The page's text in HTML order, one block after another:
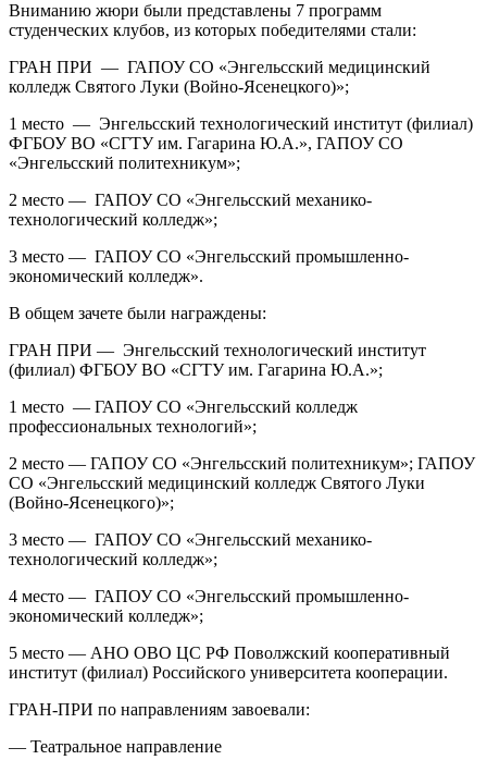
Вниманию жюри были представлены 7 программ
студенческих клубов, из которых победителями стали:
ГРАН ПРИ — ГАПОУ СО «Энгельсский медицинский
колледж Святого Луки (Войно-Ясенецкого)»;
1 место — Энгельсский технологический институт (филиал)
ФГБОУ ВО «СГТУ им. Гагарина Ю.А.», ГАПОУ СО
«Энгельсский политехникум»;
2 место — ГАПОУ СО «Энгельсский механико-
технологический колледж»;
3 место — ГАПОУ СО «Энгельсский промышленно-
экономический колледж».
В общем зачете были награждены:
ГРАН ПРИ — Энгельсский технологический институт
(филиал) ФГБОУ ВО «СГТУ им. Гагарина Ю.А.»;
1 место — ГАПОУ СО «Энгельсский колледж
профессиональных технологий»;
2 место — ГАПОУ СО «Энгельсский политехникум»; ГАПОУ
СО «Энгельсский медицинский колледж Святого Луки
(Войно-Ясенецкого)»;
3 место — ГАПОУ СО «Энгельсский механико-
технологический колледж»;
4 место — ГАПОУ СО «Энгельсский промышленно-
экономический колледж»;
5 место — АНО ОВО ЦС РФ Поволжский кооперативный
институт (филиал) Российского университета кооперации.
ГРАН-ПРИ по направлениям завоевали:
— Театральное направление